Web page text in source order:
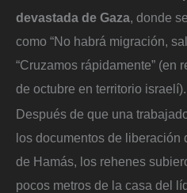
devastada de Gaza, donde
como “No habrá migración,
“Cruzamos rápidamente” (en
de octubre en territorio israelí).
Después de que una
los documentos de liberación
de Hamás, los rehenes
pocos metros de la casa del